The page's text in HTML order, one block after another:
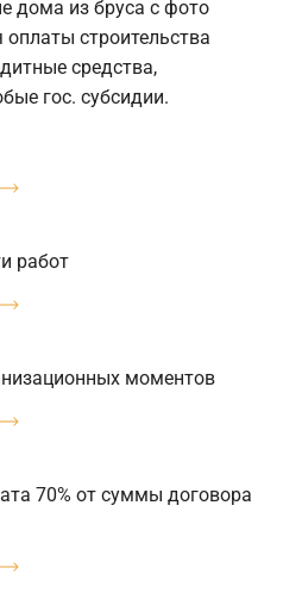
дома из бруса с фото
строительства
средства,
гос. субсидии.
работ
моментов
70% от суммы договора